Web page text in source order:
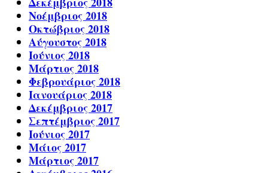
Νοέμβριος 2018
Οκτώβριος 2018
Αύγουστος 2018
Ιούνιος 2018
Μάρτιος 2018
Φεβρουάριος 2018
Ιανουάριος 2018
Δεκέμβριος 2017
Σεπτέμβριος 2017
Ιούνιος 2017
Μάιος 2017
Μάρτιος 2017